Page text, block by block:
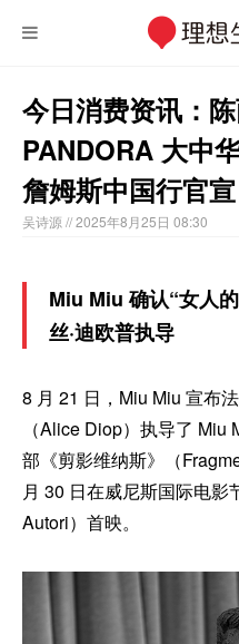
今日消费资讯：
PANDORA 大中
詹姆斯中国行官宣
吴诗源 // 2025年8月25日 08:30
Miu Miu 确认“女人
丝·迪欧普执导
8 月 21 日，Miu Miu 宣布
（Alice Diop）执导了 Miu
部《剪影维纳斯》（
月 30 日在威尼斯国际电影
Autori）首映。